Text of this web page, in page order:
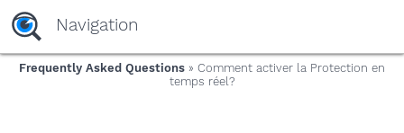
yaaaeag20
Navigation
Frequently Asked Questions » Comment activer la Protection en
temps réel?